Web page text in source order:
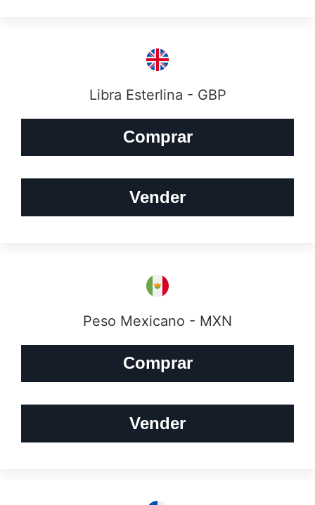
Libra Esterlina - GBP
Comprar
Vender
Peso Mexicano - MXN
Comprar
Vender